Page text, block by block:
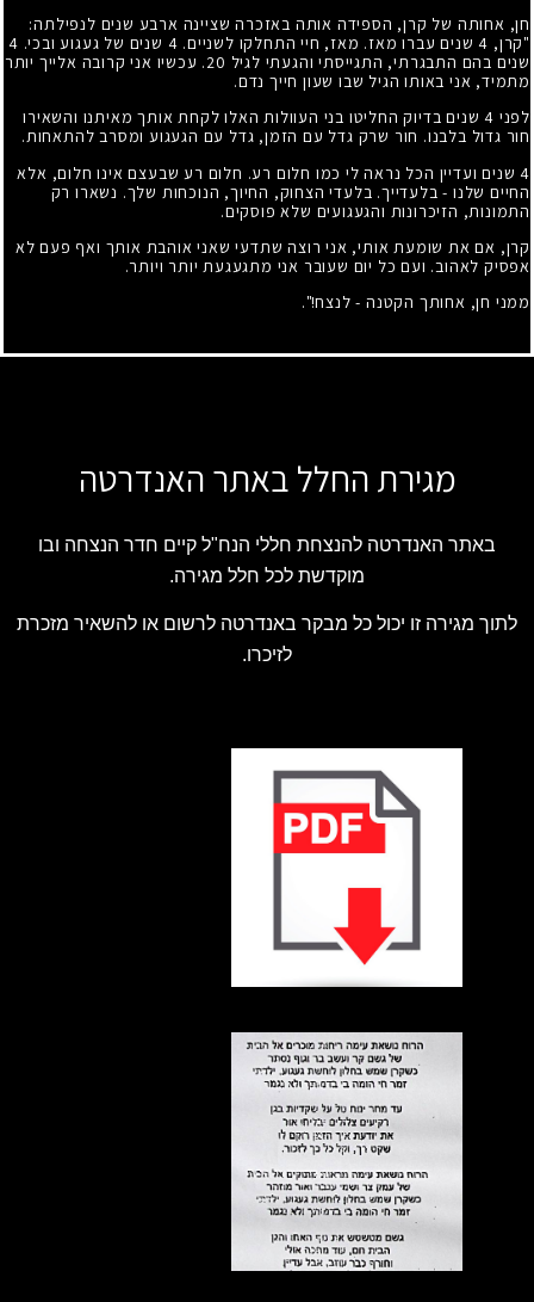
חן, אחותה של קרן, הספידה אותה באזכרה שציינה ארבע שנים לנפילתה:
"קרן, 4 שנים עברו מאז. מאז, חיי התחלקו לשניים. 4 שנים של געגוע ובכי. 4
שנים בהם התבגרתי, התגייסתי והגעתי לגיל 20. עכשיו אני קרובה אלייך יותר
מתמיד, אני באותו הגיל שבו שעון חייך נדם.
לפני 4 שנים בדיוק החליטו בני העוולות האלו לקחת אותך מאיתנו והשאירו
חור גדול בלבנו. חור שרק גדל עם הזמן, גדל עם הגעגוע ומסרב להתאחות.
4 שנים ועדיין הכל נראה לי כמו חלום רע. חלום רע שבעצם אינו חלום, אלא
החיים שלנו - בלעדייך. בלעדי הצחוק, החיוך, הנוכחות שלך. נשארו רק
התמונות, הזיכרונות והגעגועים שלא פוסקים.
קרן, אם את שומעת אותי, אני רוצה שתדעי שאני אוהבת אותך ואף פעם לא
אפסיק לאהוב. ועם כל יום שעובר אני מתגעגעת יותר ויותר.
ממני חן, אחותך הקטנה - לנצח!".
מגירת החלל באתר האנדרטה
באתר האנדרטה להנצחת חללי הנח"ל קיים חדר הנצחה ובו
מוקדשת לכל חלל מגירה.
לתוך מגירה זו יכול כל מבקר באנדרטה לרשום או להשאיר מזכרת
לזיכרו.